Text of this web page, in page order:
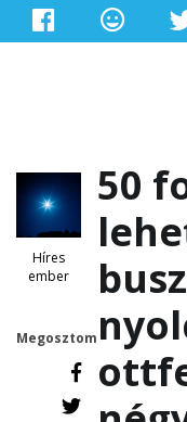
Híres
ember
Megosztom
50